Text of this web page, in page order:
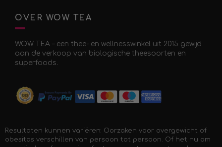
OVER WOW TEA
WOW TEA – een thee- en wellnesswinkel uit 2015 gewijd
aan de verkoop van biologische theesoorten en
superfoods.
Resultaten kunnen variëren: Oorzaken voor overgewicht of
obesitas verschillen van persoon tot persoon. Of het nu om